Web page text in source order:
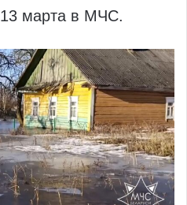
13 марта в МЧС.